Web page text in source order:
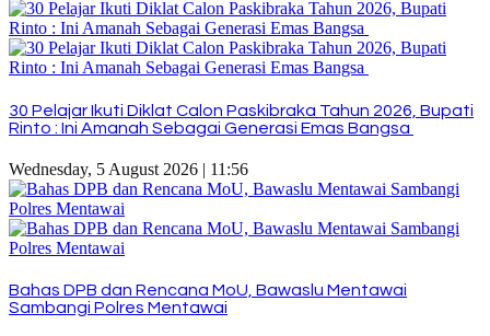
30 Pelajar Ikuti Diklat Calon Paskibraka Tahun 2026, Bupati
Rinto : Ini Amanah Sebagai Generasi Emas Bangsa
Wednesday, 5 August 2026 | 11:56
Bahas DPB dan Rencana MoU, Bawaslu Mentawai
Sambangi Polres Mentawai